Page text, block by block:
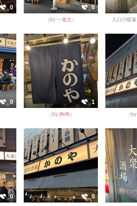
0 0
（by 一老太） 入口の暖簾
0 1
（by jfkrfk） （by
0 0